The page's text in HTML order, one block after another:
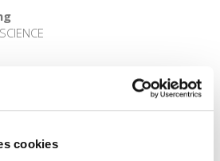
cookies
)
du titre